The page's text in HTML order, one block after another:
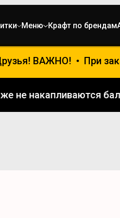
Меню Крафт по брендам
ВАЖНО! При
не накапливаются